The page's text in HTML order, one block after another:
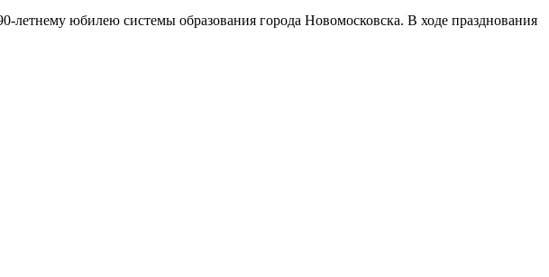
юбилею системы образования города Новомосковска. В ходе празднования